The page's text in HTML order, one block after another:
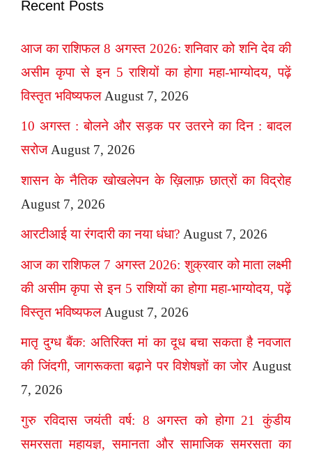
Recent Posts
आज का राशिफल 8 अगस्त 2026: शनिवार को शनि देव की
असीम कृपा से इन 5 राशियों का होगा महा-भाग्योदय, पढ़ें
विस्तृत भविष्यफल August 7, 2026
10 अगस्त : बोलने और सड़क पर उतरने का दिन : बादल
सरोज August 7, 2026
शासन के नैतिक खोखलेपन के ख़िलाफ़ छात्रों का विद्रोह
August 7, 2026
आरटीआई या रंगदारी का नया धंधा? August 7, 2026
आज का राशिफल 7 अगस्त 2026: शुक्रवार को माता लक्ष्मी
की असीम कृपा से इन 5 राशियों का होगा महा-भाग्योदय, पढ़ें
विस्तृत भविष्यफल August 7, 2026
मातृ दुग्ध बैंक: अतिरिक्त मां का दूध बचा सकता है नवजात
की जिंदगी, जागरूकता बढ़ाने पर विशेषज्ञों का जोर August
7, 2026
गुरु रविदास जयंती वर्ष: 8 अगस्त को होगा 21 कुंडीय
समरसता महायज्ञ, समानता और सामाजिक समरसता का